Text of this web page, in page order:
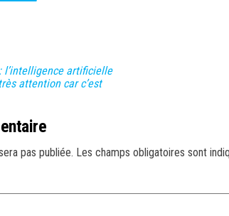
l’intelligence artificielle
attention car c’est
pas publiée. Les champs obligatoires sont